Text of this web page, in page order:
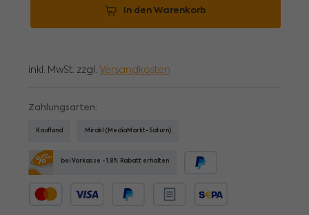
inkl. MwSt. zzgl. Versandkosten
In den Warenkorb
Zahlungsarten:
bei Vorkasse -1.8% Rabatt erhalten
Kaufland Mirakl (MediaMarkt-Saturn)